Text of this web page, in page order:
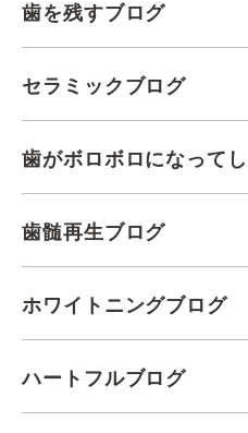
歯を残すブログ
セラミックブログ
歯がボロボロになって
歯髄再生ブログ
ホワイトニングブログ
ハートフルブログ